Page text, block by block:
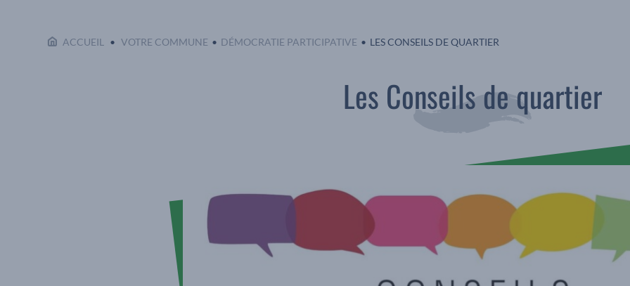
ACCUEIL VOTRE COMMUNE DÉMOCRATIE PARTICIPATIVE EN COURS :
LES CONSEILS DE QUARTIER
Les Conseils de quartier